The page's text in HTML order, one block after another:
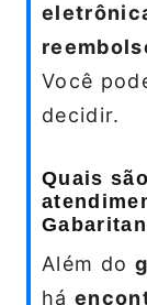
Você
decidir.
Quais
Além do
há